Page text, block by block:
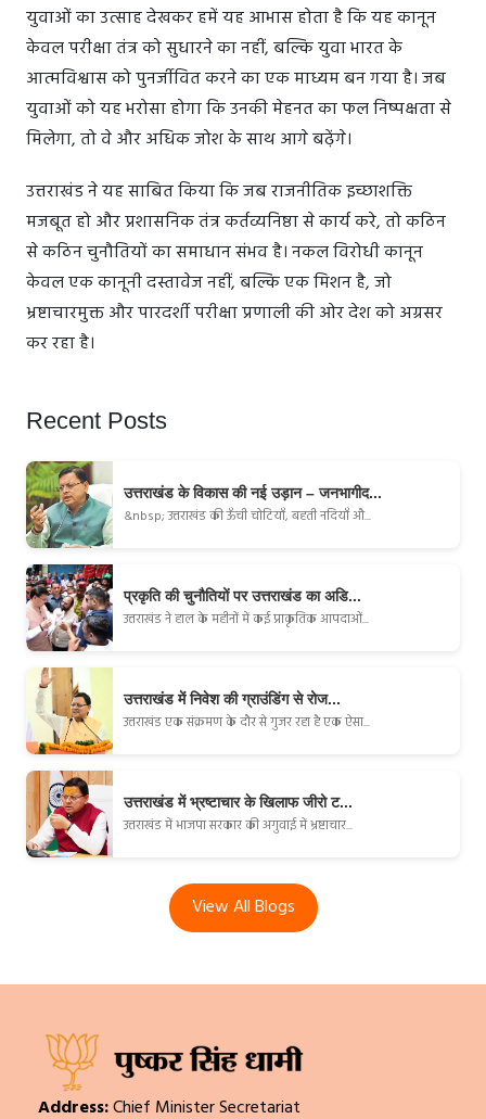
युवाओं का उत्साह देखकर हमें यह आभास होता है कि यह कानून
केवल परीक्षा तंत्र को सुधारने का नहीं, बल्कि युवा भारत के
आत्मविश्वास को पुनर्जीवित करने का एक माध्यम बन गया है। जब
युवाओं को यह भरोसा होगा कि उनकी मेहनत का फल निष्पक्षता से
मिलेगा, तो वे और अधिक जोश के साथ आगे बढ़ेंगे।
उत्तराखंड ने यह साबित किया कि जब राजनीतिक इच्छाशक्ति
मजबूत हो और प्रशासनिक तंत्र कर्तव्यनिष्ठा से कार्य करे, तो कठिन
से कठिन चुनौतियों का समाधान संभव है। नकल विरोधी कानून
केवल एक कानूनी दस्तावेज नहीं, बल्कि एक मिशन है, जो
भ्रष्टाचारमुक्त और पारदर्शी परीक्षा प्रणाली की ओर देश को अग्रसर
कर रहा है।
Recent Posts
उत्तराखंड के विकास की नई उड़ान – जनभागीद...
&nbsp; उत्तराखंड की ऊँची चोटियाँ, बहती नदियाँ औ...
प्रकृति की चुनौतियों पर उत्तराखंड का अडि...
उत्तराखंड ने हाल के महीनों में कई प्राकृतिक आपदाओं...
उत्तराखंड में निवेश की ग्राउंडिंग से रोज...
उत्तराखंड एक संक्रमण के दौर से गुजर रहा है एक ऐसा...
उत्तराखंड में भ्रष्टाचार के खिलाफ जीरो ट...
उत्तराखंड में भाजपा सरकार की अगुवाई में भ्रष्टाचार...
View All Blogs
Address:Chief Minister Secretariat